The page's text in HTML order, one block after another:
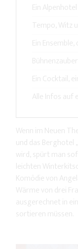
Ein
Tempo, Witz
Ein
Ein Cocktail,
Alle Infos auf
Wenn im Neuen
und das Berghotel
wird, spürt man
leichten
Komödie von
Wärme von drei
ausgerechnet in
sortieren müssen.